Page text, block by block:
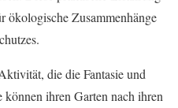
ökologische Zusammenhänge
die die Fantasie und
ihren Garten nach ihren